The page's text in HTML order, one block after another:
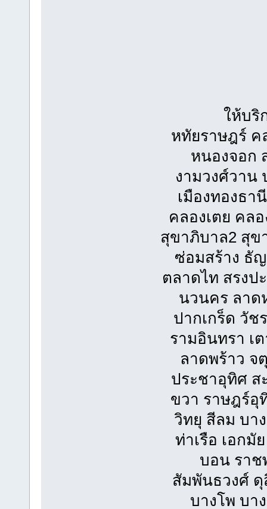
ให้บริ
หทัยราษฎร์
หนองจอก
งามวงศ์วาน
เมืองทองธา
คลองเตย คล
สุขาภิบาล2 สุข
ซ่อมสร้าง ธั
ตลาดไท สรงป
นวนคร ลาด
ปากเกร็ด วัช
รามอินทรา เ
ลาดพร้าว จ
ประชาอุทิศ ส
ขวา ราษฎร์อุ
วิทยุ สีลม บา
ท่าเรือ เอกมั
บอน ราช
สัมพันธวงศ์
บางโพ บา